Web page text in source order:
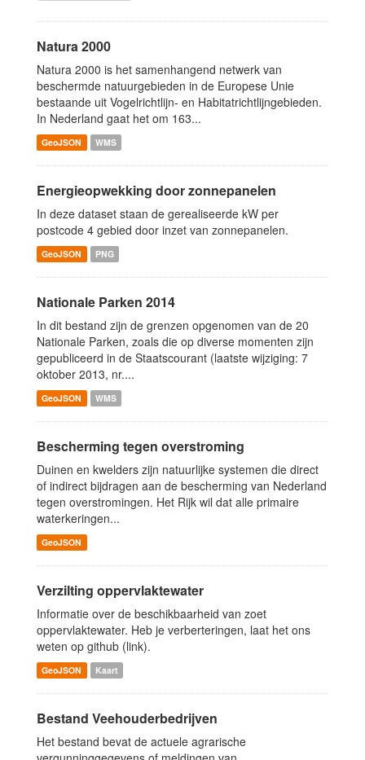
Natura 2000
Natura 2000 is het samenhangend netwerk van
beschermde natuurgebieden in de Europese Unie
bestaande uit Vogelrichtlijn- en Habitatrichtlijngebieden.
In Nederland gaat het om 163...
GeoJSON WMS
Energieopwekking door zonnepanelen
In deze dataset staan de gerealiseerde kW per
postcode 4 gebied door inzet van zonnepanelen.
GeoJSON PNG
Nationale Parken 2014
In dit bestand zijn de grenzen opgenomen van de 20
Nationale Parken, zoals die op diverse momenten zijn
gepubliceerd in de Staatscourant (laatste wijziging: 7
oktober 2013, nr....
GeoJSON WMS
Bescherming tegen overstroming
Duinen en kwelders zijn natuurlijke systemen die direct
of indirect bijdragen aan de bescherming van Nederland
tegen overstromingen. Het Rijk wil dat alle primaire
waterkeringen...
GeoJSON
Verzilting oppervlaktewater
Informatie over de beschikbaarheid van zoet
oppervlaktewater. Heb je verberteringen, laat het ons
weten op github (link).
GeoJSON Kaart
Bestand Veehouderbedrijven
Het bestand bevat de actuele agrarische